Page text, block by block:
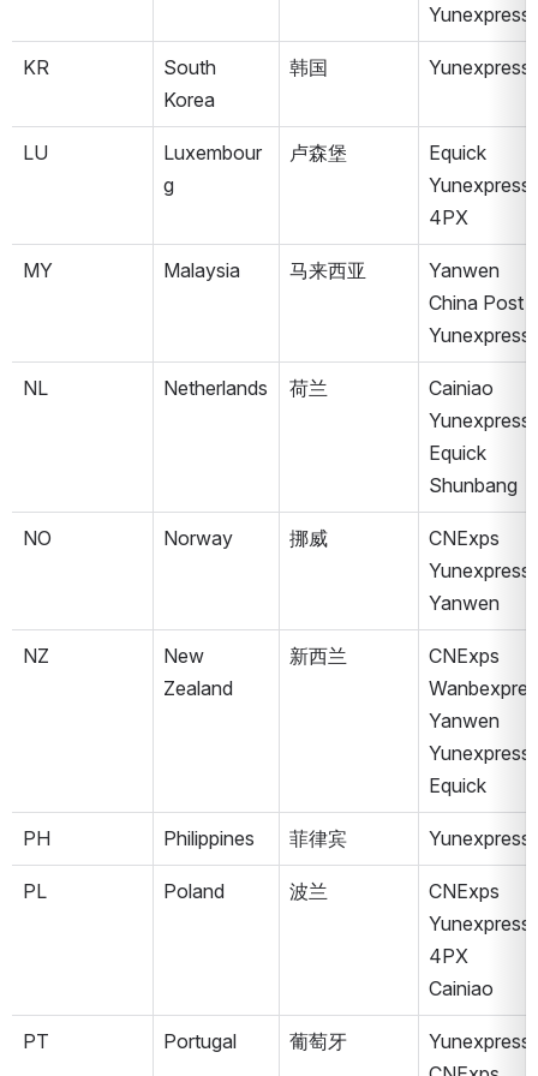
Yunexpress
KR
South
Korea
韩国 Yunexpress
LU
Luxembour
g
卢森堡
Equick
Yunexpress
4PX
MY Malaysia 马来西亚
Yanwen
China Post
Yunexpress
NL Netherlands 荷兰
Cainiao
Yunexpress
Equick
Shunbang
NO Norway 挪威
CNExps
Yunexpress
Yanwen
NZ
New
Zealand
新西兰
CNExps
Yanwen
Yunexpress
Equick
PH Philippines 菲律宾 Yunexpress
PL Poland 波兰
CNExps
Yunexpress
4PX
Cainiao
PT Portugal 葡萄牙
Yunexpress